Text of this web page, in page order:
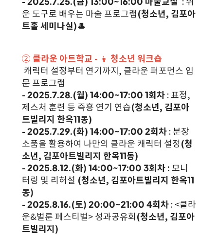
운 도구로 배우는 마술 프로그램(청소년, 김포아
트홀 세미나실)🎩
② 클라운 아트학교 - 👦 청소년 워크숍
캐릭터 설정부터 연기까지, 클라운 퍼포먼스 입
문 프로그램
- 2025.7.28.(월) 14:00~17:00 1회차 : 표정,
제스처 훈련 등 즉흥 연기 연습(청소년, 김포아
트빌리지 한옥11동)
- 2025.7.29.(화) 14:00~17:00 2회차 : 분장
소품을 활용하여 나만의 클라운 캐릭터 설정(청
소년, 김포아트빌리지 한옥11동)
- 2025.8.12.(화) 14:00~17:00 3회차 : 모니
터링 및 리허설 (청소년, 김포아트빌리지 한옥11
동)
- 2025.8.16.(토) 20:00~21:00 4회차 : <클라
운&벌룬 페스티벌> 성과공유회 (청소년, 김포아
트빌리지)